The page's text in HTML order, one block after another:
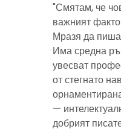
"Смятам, че
важният
Мразя да
Има средна
увесват
от стегнато
—
добрият